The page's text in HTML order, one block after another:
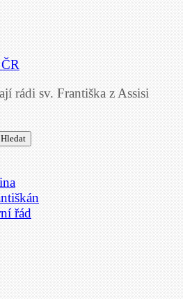
rádi sv. Františka z Assisi
řád